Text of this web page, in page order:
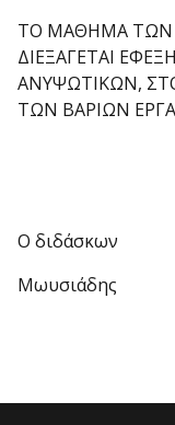
ΤΟ ΜΑΘΗΜΑ ΤΩΝ
ΔΙΕΞΑΓΕΤΑΙ
ΑΝΥΨΩΤΙΚΩΝ,
ΤΩΝ ΒΑΡΙΩΝ
Ο διδάσκων
Μωυσιάδης